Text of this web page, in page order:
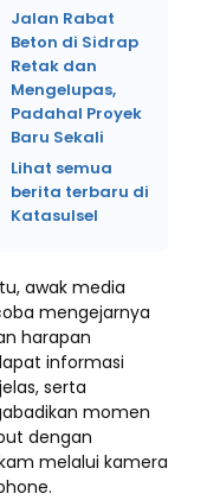
Jalan Rabat
Beton di Sidrap
Retak dan
Mengelupas,
Padahal Proyek
Baru Sekali
Lihat semua
berita terbaru di
Katasulsel
awak media
mengejarnya
harapan
informasi
serta
momen
dengan
melalui kamera